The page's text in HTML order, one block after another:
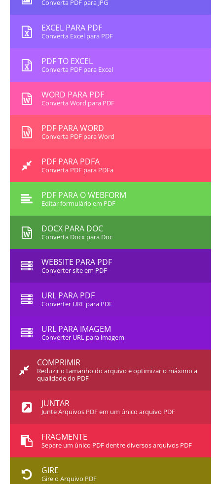
Converta PDF para JPG
EXCEL PARA PDF
Converta Excel para PDF
PDF TO EXCEL
Converta PDF para Excel
WORD PARA PDF
Converta Word para PDF
PDF PARA WORD
Converta PDF para Word
PDF PARA PDFA
Converta PDF para PDFa
PDF PARA O WEBFORM
Editar formulário em PDF
DOCX PARA DOC
Converta Docx para Doc
WEBSITE PARA PDF
Converter site em PDF
URL PARA PDF
Converter URL para PDF
URL PARA IMAGEM
Converter URL para imagem
COMPRIMIR
Reduzir o tamanho do arquivo e optimizar o máximo a
qualidade do PDF
JUNTAR
Junte Arquivos PDF em um único arquivo PDF
FRAGMENTE
Separe um único PDF dentre diversos arquivos PDF
GIRE
Gire o Arquivo PDF